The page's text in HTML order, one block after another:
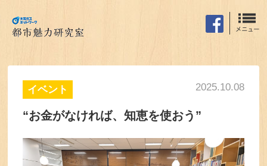
イベント 2025.10.08
“お金がなければ、知恵を使おう”